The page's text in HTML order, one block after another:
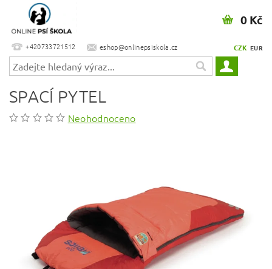
+420733721512 eshop@onlinepsiskola.cz CZK EUR
0 Kč
SPACÍ PYTEL
Neohodnoceno